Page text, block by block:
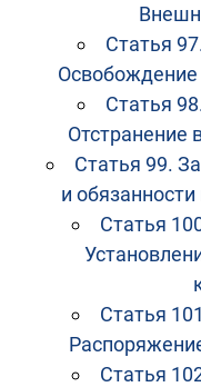
Статья
Статья
Отстранение
Статья 99.
и
Статья
Статья
Статья